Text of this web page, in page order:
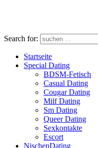
Search for:
Startseite
Special Dating
BDSM-Fetisch
Casual Dating
Cougar Dating
Milf Dating
Sm Dating
Queer Dating
Sexkontakte
Escort
NischenDating